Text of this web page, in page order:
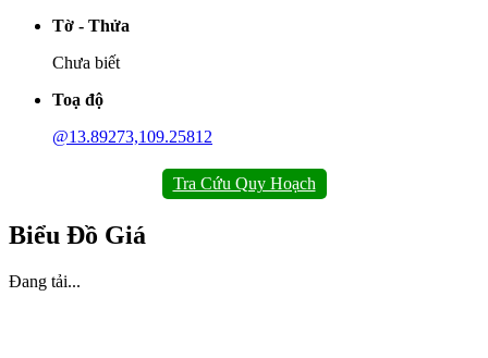
Tờ - Thửa
Chưa biết
Toạ độ
@13.89273,109.25812
Tra Cứu Quy Hoạch
Biểu Đồ Giá
Đang tải...